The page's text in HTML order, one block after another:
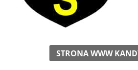
STRONA WWW